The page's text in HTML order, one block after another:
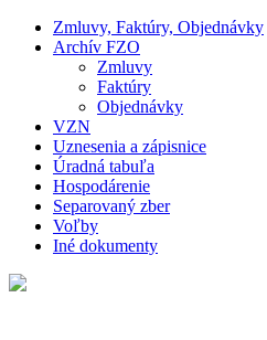
Zmluvy, Faktúry, Objednávky
Archív FZO
Zmluvy
Faktúry
Objednávky
VZN
Uznesenia a zápisnice
Úradná tabuľa
Hospodárenie
Separovaný zber
Voľby
Iné dokumenty